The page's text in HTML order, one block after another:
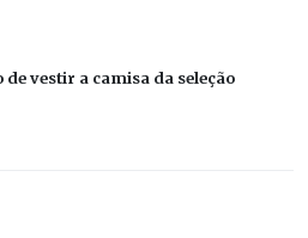
de vestir a camisa da seleção